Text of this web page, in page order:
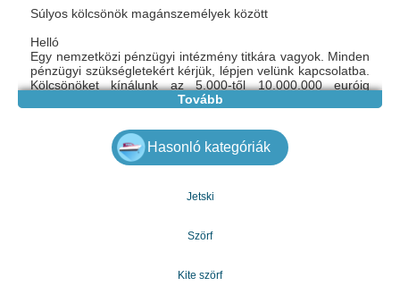
Súlyos kölcsönök magánszemélyek között
Helló
Egy nemzetközi pénzügyi intézmény titkára vagyok. Minden
pénzügyi szükségletekért kérjük, lépjen velünk kapcsolatba.
Kölcsönöket kínálunk az 5.000-től 10.000.000 euróig
minden olyan komoly ember számára, aki időben
velünk: mariakovac841@gmail.com
Tovább
Hasonló kategóriák
Jetski
Szörf
Kite szörf